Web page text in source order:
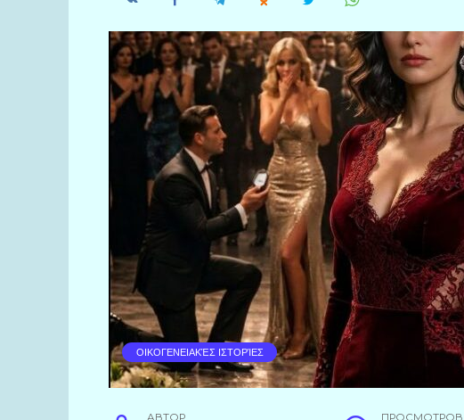
ΟΙΚΟΓΕΝΕΙΑΚΈΣ ΙΣΤΟΡΊΕΣ
АВТОР ПРОСМОТРОВ